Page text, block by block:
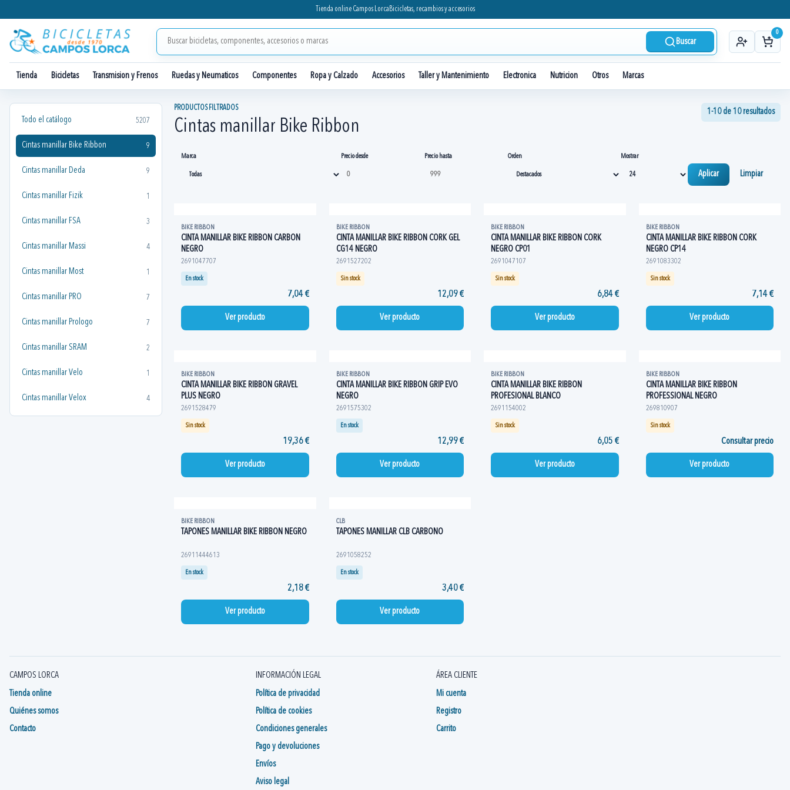
Tienda online Campos Lorca Bicicletas, recambios y accesorios
Buscar
0
Tienda Bicicletas Transmision y Frenos Ruedas y Neumaticos Componentes Ropa y Calzado Accesorios Taller y Mantenimiento Electronica Nutricion Otros Marcas
Todo el catálogo 5207
Cintas manillar Bike Ribbon 9
Cintas manillar Deda 9
Cintas manillar Fizik 1
Cintas manillar FSA 3
Cintas manillar Massi 4
Cintas manillar Most 1
Cintas manillar PRO 7
Cintas manillar Prologo 7
Cintas manillar SRAM 2
Cintas manillar Velo 1
Cintas manillar Velox 4
PRODUCTOS FILTRADOS
Cintas manillar Bike Ribbon
1-10 de 10 resultados
Marca Precio desde Precio hasta Orden Mostrar
Aplicar Limpiar
BIKE RIBBON
CINTA MANILLAR BIKE RIBBON CARBON
NEGRO
2691047707
En stock
7,04 €
Ver producto
BIKE RIBBON
CINTA MANILLAR BIKE RIBBON CORK GEL
CG14 NEGRO
2691527202
Sin stock
12,09 €
Ver producto
BIKE RIBBON
CINTA MANILLAR BIKE RIBBON CORK
NEGRO CP01
2691047107
Sin stock
6,84 €
Ver producto
BIKE RIBBON
CINTA MANILLAR BIKE RIBBON CORK
NEGRO CP14
2691083302
Sin stock
7,14 €
Ver producto
BIKE RIBBON
CINTA MANILLAR BIKE RIBBON GRAVEL
PLUS NEGRO
2691528479
Sin stock
19,36 €
Ver producto
BIKE RIBBON
CINTA MANILLAR BIKE RIBBON GRIP EVO
NEGRO
2691575302
En stock
12,99 €
Ver producto
BIKE RIBBON
CINTA MANILLAR BIKE RIBBON
PROFESIONAL BLANCO
2691154002
Sin stock
6,05 €
Ver producto
BIKE RIBBON
CINTA MANILLAR BIKE RIBBON
PROFESSIONAL NEGRO
269810907
Sin stock
Consultar precio
Ver producto
BIKE RIBBON
TAPONES MANILLAR BIKE RIBBON NEGRO
26911444613
En stock
2,18 €
Ver producto
CLB
TAPONES MANILLAR CLB CARBONO
2691058252
En stock
3,40 €
Ver producto
CAMPOS LORCA
Tienda online
Quiénes somos
Contacto
INFORMACIÓN LEGAL
Política de privacidad
Política de cookies
Condiciones generales
Pago y devoluciones
Envíos
Aviso legal
ÁREA CLIENTE
Mi cuenta
Registro
Carrito